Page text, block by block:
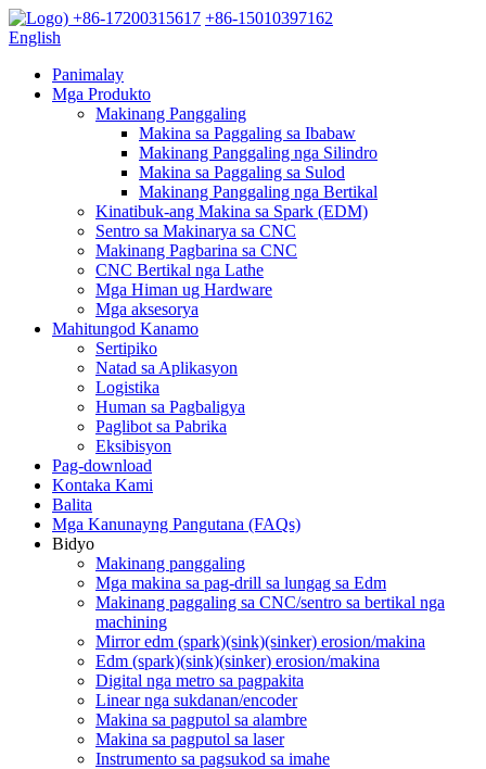
+86-17200315617 +86-15010397162
English
Panimalay
Mga Produkto
Makinang Panggaling
Makina sa Paggaling sa Ibabaw
Makinang Panggaling nga Silindro
Makina sa Paggaling sa Sulod
Makinang Panggaling nga Bertikal
Kinatibuk-ang Makina sa Spark (EDM)
Sentro sa Makinarya sa CNC
Makinang Pagbarina sa CNC
CNC Bertikal nga Lathe
Mga Himan ug Hardware
Mga aksesorya
Mahitungod Kanamo
Sertipiko
Natad sa Aplikasyon
Logistika
Human sa Pagbaligya
Paglibot sa Pabrika
Eksibisyon
Pag-download
Kontaka Kami
Balita
Mga Kanunayng Pangutana (FAQs)
Bidyo
Makinang panggaling
Mga makina sa pag-drill sa lungag sa Edm
Makinang paggaling sa CNC/sentro sa bertikal nga
machining
Mirror edm (spark)(sink)(sinker) erosion/makina
Edm (spark)(sink)(sinker) erosion/makina
Digital nga metro sa pagpakita
Linear nga sukdanan/encoder
Makina sa pagputol sa alambre
Makina sa pagputol sa laser
Instrumento sa pagsukod sa imahe